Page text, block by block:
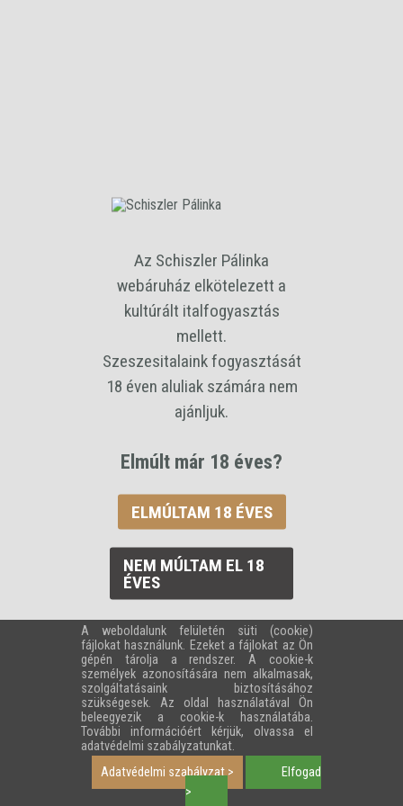
Az Schiszler Pálinka
webáruház elkötelezett a
kultúrált italfogyasztás
mellett.
Szeszesitalaink fogyasztását
18 éven aluliak számára nem
ajánljuk.
Elmúlt már 18 éves?
ELMÚLTAM 18 ÉVES
NEM MÚLTAM EL 18
ÉVES
COOKIE SZABÁLYZAT
Dokumentum helye
TERMÉKEINK
Adatkezelési Tájékoztató Impresszum ÁSZF Cookie
Schiszler Pálinka . Minden jog fenntartva. Fejlesztő:WEBPRO Solutions
A weboldalunk felületén süti (cookie)
fájlokat használunk. Ezeket a fájlokat az Ön
gépén tárolja a rendszer. A cookie-k
személyek azonosítására nem alkalmasak,
szolgáltatásaink biztosításához
szükségesek. Az oldal használatával Ön
beleegyezik a cookie-k használatába.
További információért kérjük, olvassa el
adatvédelmi szabályzatunkat.
Adatvédelmi szabályzat >
Elfogad
>